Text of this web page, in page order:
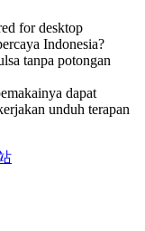
for desktop
Indonesia?
tanpa potongan
dapat
unduh terapan